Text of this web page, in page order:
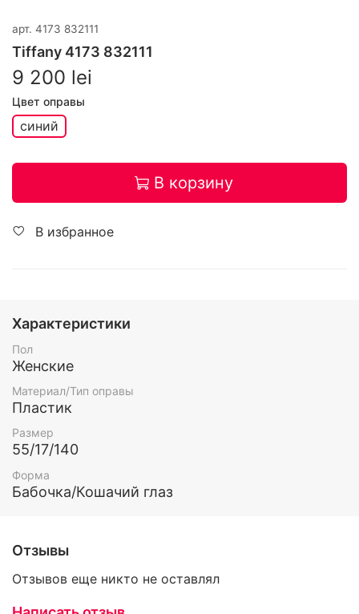
арт. 4173 832111
Tiffany 4173 832111
9 200 lei
Цвет оправы
синий
В корзину
В избранное
Характеристики
Пол
Женские
Материал/Тип оправы
Пластик
Размер
55/17/140
Форма
Бабочка/Кошачий глаз
Отзывы
Отзывов еще никто не оставлял